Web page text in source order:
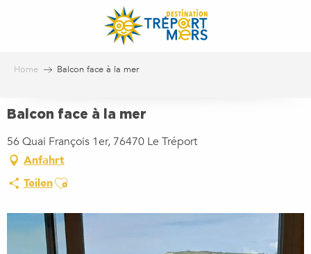
Home Balcon face à la mer
Balcon face à la mer
56 Quai François 1er, 76470 Le Tréport
Anfahrt
TeilenAjouter aux favoris